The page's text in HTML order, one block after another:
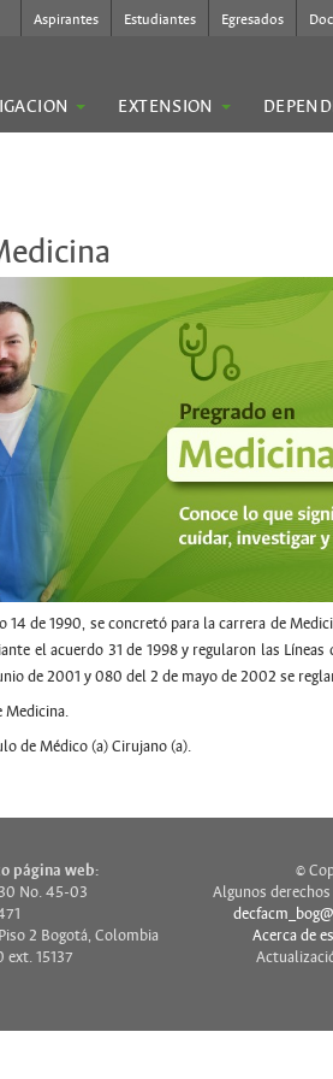
Aspirantes Estudiantes Egresados
EXTENSION
14 de 1990, se concretó para la carrera de
el acuerdo 31 de 1998 y regularon las
de 2001 y 080 del 2 de mayo de 2002 se
Medicina.
de Médico (a) Cirujano (a).
página web:
No. 45-03
2 Bogotá, Colombia
ext. 15137
©
Algunos
Acerca de